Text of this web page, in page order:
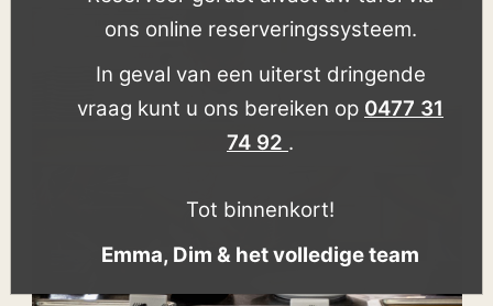
ons online reserveringssysteem.
In geval van een uiterst dringende
vraag kunt u ons bereiken op 0477 31
74 92 .
Tot binnenkort!
Emma, Dim & het volledige team